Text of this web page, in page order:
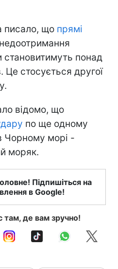
писало, що прямі
становитимуть понад
Це стосується другої
відомо, що
по ще одному
Чорному морі -
моряк.
Підпишіться на
в Google!
там, де вам зручно!